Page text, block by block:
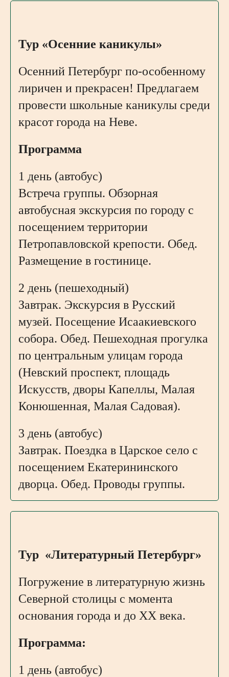
Тур «Осенние каникулы»
Осенний Петербург по-особенному
лиричен и прекрасен! Предлагаем
провести школьные каникулы среди
красот города на Неве.
Программа
1 день (автобус)
Встреча группы. Обзорная
автобусная экскурсия по городу с
посещением территории
Петропавловской крепости. Обед.
Размещение в гостинице.
2 день (пешеходный)
Завтрак. Экскурсия в Русский
музей. Посещение Исаакиевского
собора. Обед. Пешеходная прогулка
по центральным улицам города
(Невский проспект, площадь
Искусств, дворы Капеллы, Малая
Конюшенная, Малая Садовая).
3 день (автобус)
Завтрак. Поездка в Царское село с
посещением Екатерининского
дворца. Обед. Проводы группы.
Тур «Литературный Петербург»
Погружение в литературную жизнь
Северной столицы с момента
основания города и до XX века.
Программа:
1 день (автобус)